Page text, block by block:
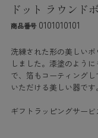
ドット ラウンド
商品番号 0101010101
洗練された形の美しい
しました。漆塗のよう
で、箔もコーティング
いただける美しい器です。
ギフトラッピングサー